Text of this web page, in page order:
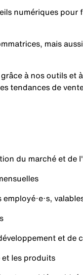
numériques pour
mais
à nos outils et
tendances de
du marché et de
et de
les produits